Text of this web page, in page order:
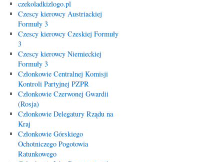
czekoladkizlogo.pl
Czescy kierowcy Austriackiej
Formuły 3
Czescy kierowcy Czeskiej Formuły
3
Czescy kierowcy Niemieckiej
Formuły 3
Członkowie Centralnej Komisji
Kontroli Partyjnej PZPR
Członkowie Czerwonej Gwardii
(Rosja)
Członkowie Delegatury Rządu na
Kraj
Członkowie Górskiego
Ochotniczego Pogotowia
Ratunkowego